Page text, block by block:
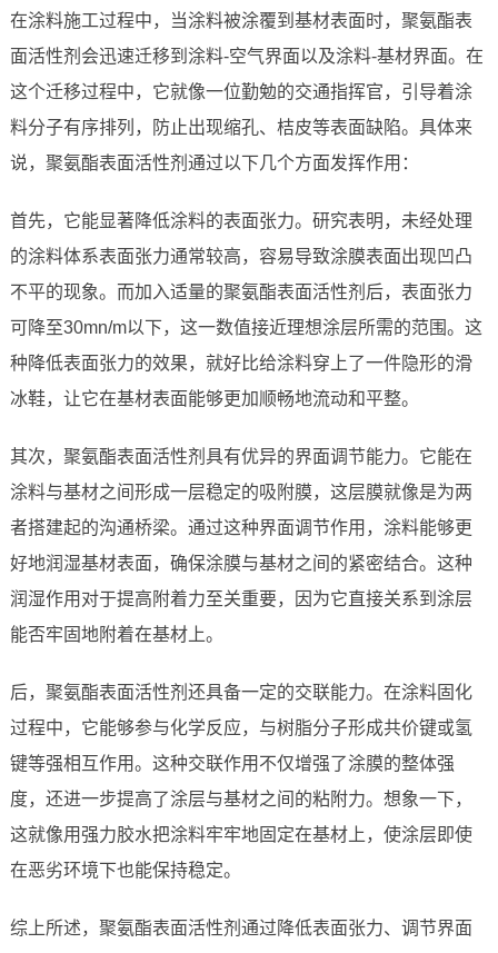
在涂料施工过程中，当涂料被涂覆到基材表面时，聚氨酯表
面活性剂会迅速迁移到涂料-空气界面以及涂料-基材界面。在
这个迁移过程中，它就像一位勤勉的交通指挥官，引导着涂
料分子有序排列，防止出现缩孔、桔皮等表面缺陷。具体来
说，聚氨酯表面活性剂通过以下几个方面发挥作用：
首先，它能显著降低涂料的表面张力。研究表明，未经处理
的涂料体系表面张力通常较高，容易导致涂膜表面出现凹凸
不平的现象。而加入适量的聚氨酯表面活性剂后，表面张力
可降至30mn/m以下，这一数值接近理想涂层所需的范围。这
种降低表面张力的效果，就好比给涂料穿上了一件隐形的滑
冰鞋，让它在基材表面能够更加顺畅地流动和平整。
其次，聚氨酯表面活性剂具有优异的界面调节能力。它能在
涂料与基材之间形成一层稳定的吸附膜，这层膜就像是为两
者搭建起的沟通桥梁。通过这种界面调节作用，涂料能够更
好地润湿基材表面，确保涂膜与基材之间的紧密结合。这种
润湿作用对于提高附着力至关重要，因为它直接关系到涂层
能否牢固地附着在基材上。
后，聚氨酯表面活性剂还具备一定的交联能力。在涂料固化
过程中，它能够参与化学反应，与树脂分子形成共价键或氢
键等强相互作用。这种交联作用不仅增强了涂膜的整体强
度，还进一步提高了涂层与基材之间的粘附力。想象一下，
这就像用强力胶水把涂料牢牢地固定在基材上，使涂层即使
在恶劣环境下也能保持稳定。
综上所述，聚氨酯表面活性剂通过降低表面张力、调节界面